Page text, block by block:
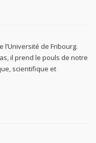
l’Université de Fribourg.
il prend le pouls de notre
scientifique et